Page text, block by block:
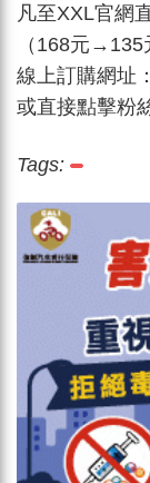
凡至XXL官網
（168元→135
線上訂購網址
或直接點擊粉
Tags: